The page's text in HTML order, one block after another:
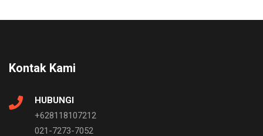
Kontak Kami
HUBUNGI
+628118107212
021-7273-7052